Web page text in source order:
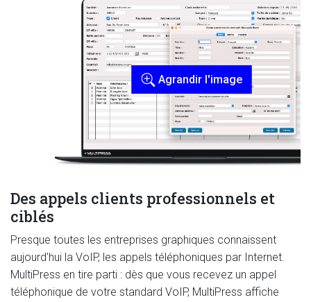
Des appels clients professionnels et
ciblés
Presque toutes les entreprises graphiques connaissent
aujourd'hui la VoIP, les appels téléphoniques par Internet.
MultiPress en tire parti : dès que vous recevez un appel
téléphonique de votre standard VoIP, MultiPress affiche
Agrandir l'image